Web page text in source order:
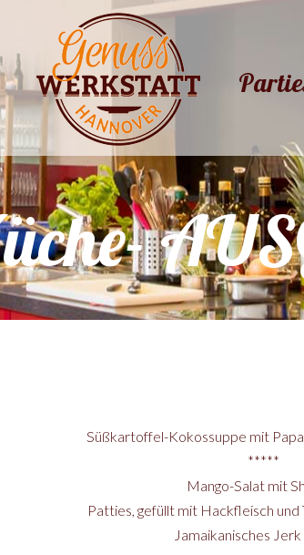
Süßkartoffel-Kokossuppe mit
*****
Mango-Salat mit
Patties, gefüllt mit Hackfleisch und
Jamaikanisches